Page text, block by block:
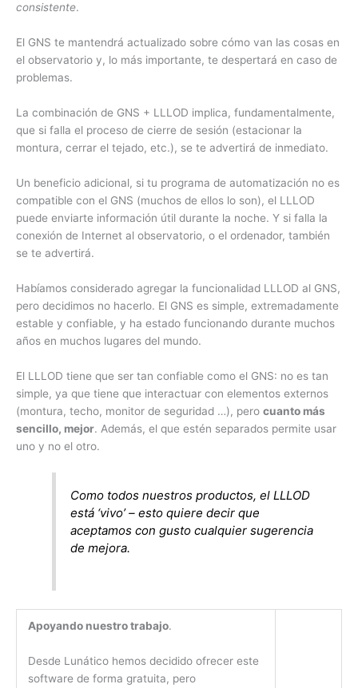
consistente.
El GNS te mantendrá actualizado sobre cómo van las cosas en
el observatorio y, lo más importante, te despertará en caso de
problemas.
La combinación de GNS + LLLOD implica, fundamentalmente,
que si falla el proceso de cierre de sesión (estacionar la
montura, cerrar el tejado, etc.), se te advertirá de inmediato.
Un beneficio adicional, si tu programa de automatización no es
compatible con el GNS (muchos de ellos lo son), el LLLOD
puede enviarte información útil durante la noche. Y si falla la
conexión de Internet al observatorio, o el ordenador, también
se te advertirá.
Habíamos considerado agregar la funcionalidad LLLOD al GNS,
pero decidimos no hacerlo. El GNS es simple, extremadamente
estable y confiable, y ha estado funcionando durante muchos
años en muchos lugares del mundo.
El LLLOD tiene que ser tan confiable como el GNS: no es tan
simple, ya que tiene que interactuar con elementos externos
(montura, techo, monitor de seguridad …), pero cuanto más
sencillo, mejor. Además, el que estén separados permite usar
uno y no el otro.
Como todos nuestros productos, el LLLOD
está ‘vivo’ – esto quiere decir que
aceptamos con gusto cualquier sugerencia
de mejora.
Apoyando nuestro trabajo.
Desde Lunático hemos decidido ofrecer este
software de forma gratuita, pero